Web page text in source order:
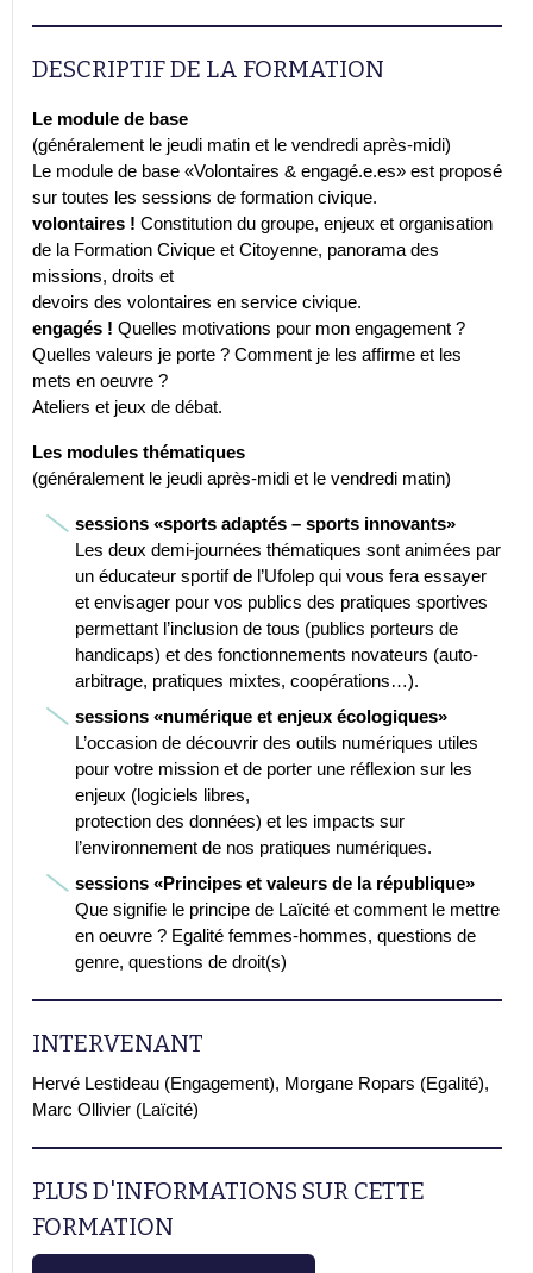
DESCRIPTIF DE LA FORMATION
Le module de base
(généralement le jeudi matin et le vendredi après-midi)
Le module de base «Volontaires & engagé.e.es» est proposé
sur toutes les sessions de formation civique.
volontaires ! Constitution du groupe, enjeux et organisation
de la Formation Civique et Citoyenne, panorama des
missions, droits et
devoirs des volontaires en service civique.
engagés ! Quelles motivations pour mon engagement ?
Quelles valeurs je porte ? Comment je les affirme et les
mets en oeuvre ?
Ateliers et jeux de débat.
Les modules thématiques
(généralement le jeudi après-midi et le vendredi matin)
sessions «sports adaptés – sports innovants»
Les deux demi-journées thématiques sont animées par
un éducateur sportif de l’Ufolep qui vous fera essayer
et envisager pour vos publics des pratiques sportives
permettant l’inclusion de tous (publics porteurs de
handicaps) et des fonctionnements novateurs (auto-
arbitrage, pratiques mixtes, coopérations…).
sessions «numérique et enjeux écologiques»
L’occasion de découvrir des outils numériques utiles
pour votre mission et de porter une réflexion sur les
enjeux (logiciels libres,
protection des données) et les impacts sur
l’environnement de nos pratiques numériques.
sessions «Principes et valeurs de la république»
Que signifie le principe de Laïcité et comment le mettre
en oeuvre ? Egalité femmes-hommes, questions de
genre, questions de droit(s)
INTERVENANT
Hervé Lestideau (Engagement), Morgane Ropars (Egalité),
Marc Ollivier (Laïcité)
PLUS D'INFORMATIONS SUR CETTE
FORMATION